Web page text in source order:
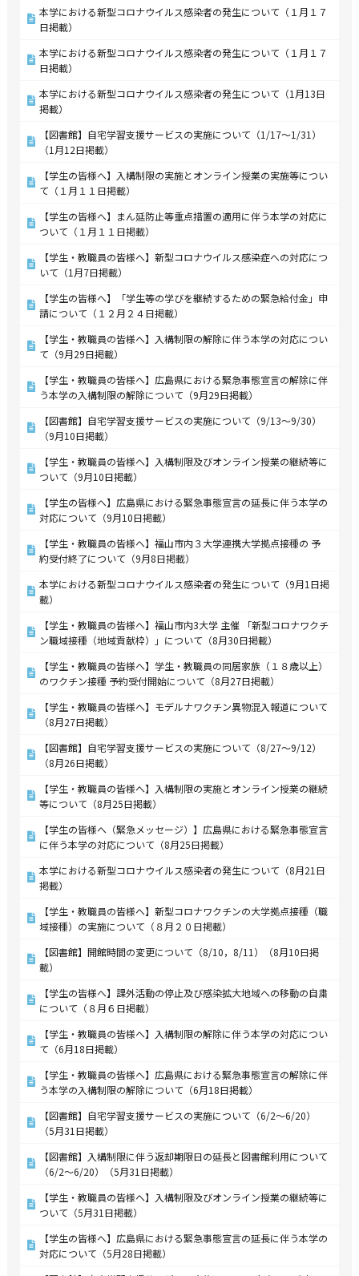
本学における新型コロナウイルス感染者の発生について（１月１７
日掲載）
本学における新型コロナウイルス感染者の発生について（１月１７
日掲載）
本学における新型コロナウイルス感染者の発生について（1月13日
掲載）
【図書館】自宅学習支援サービスの実施について（1/17～1/31）
（1月12日掲載）
【学生の皆様へ】入構制限の実施とオンライン授業の実施等につい
て（１月１１日掲載）
【学生の皆様へ】まん延防止等重点措置の適用に伴う本学の対応に
ついて（１月１１日掲載）
【学生・教職員の皆様へ】新型コロナウイルス感染症への対応につ
いて（1月7日掲載）
【学生の皆様へ】「学生等の学びを継続するための緊急給付金」申
請について（１２月２４日掲載）
【学生・教職員の皆様へ】入構制限の解除に伴う本学の対応につい
て（9月29日掲載）
【学生・教職員の皆様へ】広島県における緊急事態宣言の解除に伴
う本学の入構制限の解除について（9月29日掲載）
【図書館】自宅学習支援サービスの実施について（9/13～9/30）
（9月10日掲載）
【学生・教職員の皆様へ】入構制限及びオンライン授業の継続等に
ついて（9月10日掲載）
【学生の皆様へ】広島県における緊急事態宣言の延長に伴う本学の
対応について（9月10日掲載）
【学生・教職員の皆様へ】福山市内３大学連携大学拠点接種の 予
約受付終了について（9月8日掲載）
本学における新型コロナウイルス感染者の発生について（9月1日掲
載）
【学生・教職員の皆様へ】福山市内3大学 主催 「新型コロナワクチ
ン職域接種（地域貢献枠）」について（8月30日掲載）
【学生・教職員の皆様へ】学生・教職員の同居家族（１８歳以上）
のワクチン接種 予約受付開始について（8月27日掲載）
【学生・教職員の皆様へ】モデルナワクチン異物混入報道について
（8月27日掲載）
【図書館】自宅学習支援サービスの実施について（8/27～9/12）
（8月26日掲載）
【学生・教職員の皆様へ】入構制限の実施とオンライン授業の継続
等について（8月25日掲載）
【学生の皆様へ（緊急メッセージ）】広島県における緊急事態宣言
に伴う本学の対応について（8月25日掲載）
本学における新型コロナウイルス感染者の発生について（8月21日
掲載）
【学生・教職員の皆様へ】新型コロナワクチンの大学拠点接種（職
域接種）の実施について（８月２０日掲載）
【図書館】開館時間の変更について（8/10，8/11）（8月10日掲
載）
【学生の皆様へ】課外活動の停止及び感染拡大地域への移動の自粛
について（８月６日掲載）
【学生・教職員の皆様へ】入構制限の解除に伴う本学の対応につい
て（6月18日掲載）
【学生・教職員の皆様へ】広島県における緊急事態宣言の解除に伴
う本学の入構制限の解除について（6月18日掲載）
【図書館】自宅学習支援サービスの実施について（6/2～6/20）
（5月31日掲載）
【図書館】入構制限に伴う返却期限日の延長と図書館利用について
（6/2～6/20）（5月31日掲載）
【学生・教職員の皆様へ】入構制限及びオンライン授業の継続等に
ついて（5月31日掲載）
【学生の皆様へ】広島県における緊急事態宣言の延長に伴う本学の
対応について（5月28日掲載）